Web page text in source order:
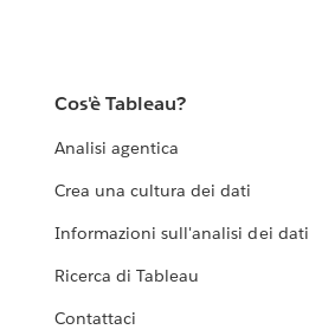
Cos'è Tableau?
Analisi agentica
Crea una cultura dei dati
Informazioni sull'analisi dei dati
Ricerca di Tableau
Contattaci